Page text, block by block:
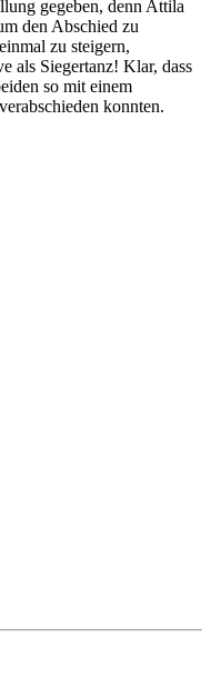
gegeben, denn Attila
den Abschied zu
zu steigern,
als Siegertanz! Klar, dass
so mit einem
konnten.